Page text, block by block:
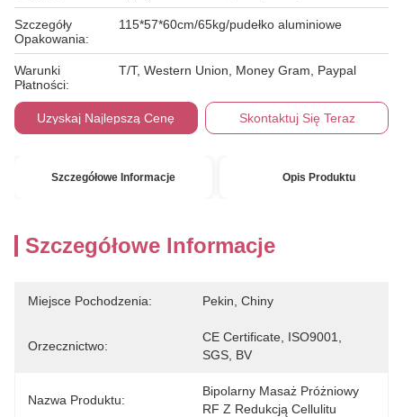
Szczegóły
Opakowania:
115*57*60cm/65kg/pudełko aluminiowe
Warunki
Płatności:
T/T, Western Union, Money Gram, Paypal
Uzyskaj Najlepszą Cenę Skontaktuj Się Teraz
Szczegółowe Informacje Opis Produktu
Szczegółowe Informacje
Miejsce Pochodzenia: Pekin, Chiny
Orzecznictwo:
CE Certificate, ISO9001,
SGS, BV
Nazwa Produktu:
Bipolarny Masaż Próżniowy
RF Z Redukcją Cellulitu